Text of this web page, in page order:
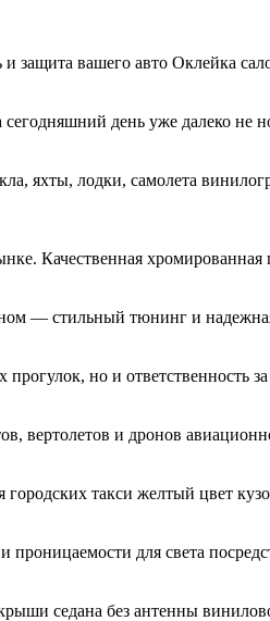
защита вашего авто Оклейка
день уже далеко не
лодки, самолета
Качественная хромированная
— стильный тюнинг и
но и ответственность
вертолетов и дронов
такси желтый цвет
проницаемости для света
седана без антенны